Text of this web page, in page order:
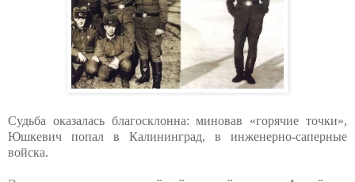
Судьба оказалась благосклонна: миновав «горячие точки»,
Юшкевич попал в Калининград, в инженерно-саперные
войска.